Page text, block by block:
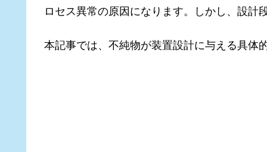
ロセス異常の原因になります。しかし、設計
本記事では、不純物が装置設計に与える具体